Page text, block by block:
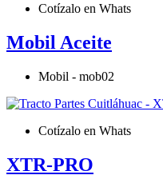
Cotízalo en Whats
Mobil Aceite
Mobil - mob02
Cotízalo en Whats
XTR-PRO